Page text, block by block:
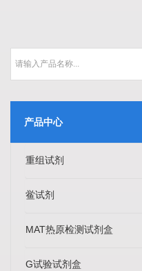
产品中心
重组试剂
鲎试剂
MAT热原检测试剂盒
G试验试剂盒